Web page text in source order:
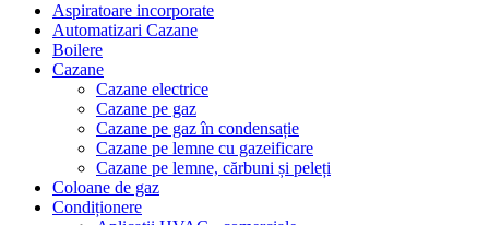
Aspiratoare incorporate
Automatizari Cazane
Boilere
Cazane
Cazane electrice
Cazane pe gaz
Cazane pe gaz în condensație
Cazane pe lemne cu gazeificare
Cazane pe lemne, cărbuni și peleți
Coloane de gaz
Condiționere